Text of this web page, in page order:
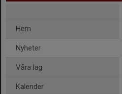
Hem
Nyheter
Våra lag
Kalender